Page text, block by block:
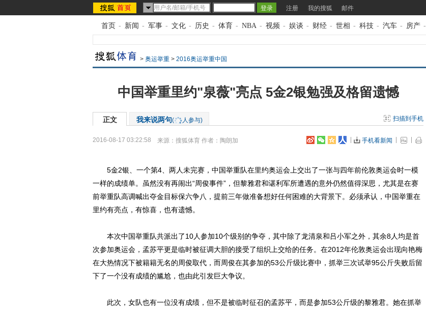
注册 我的搜狐 邮件
首页 - 新闻 - 军事 - 文化 - 历史 - 体育 - NBA - 视频 - 娱谈 - 财经 - 世相 - 科技 - 汽车 - 房产 -
> 奥运举重 > 2016奥运举重中国
中国举重里约"泉薇"亮点 5金2银勉强及格留遗憾
正文 我来说两句( 人参与) 扫描到手机
2016-08-17 03:22:58 来源： 搜狐体育 作者：陶朗加 手机看新闻
5金2银、一个第4、两人未完赛，中国举重队在里约奥运会上交出了一张与四年前伦敦奥运会时一模
一样的成绩单。虽然没有再闹出“周俊事件”，但黎雅君和谌利军所遭遇的意外仍然值得深思，尤其是在赛
前举重队高调喊出夺金目标保六争八，提前三年做准备想好任何困难的大背景下。必须承认，中国举重在
里约有亮点，有惊喜，也有遗憾。
本次中国举重队共派出了10人参加10个级别的争夺，其中除了龙清泉和吕小军之外，其余8人均是首
次参加奥运会，孟苏平更是临时被征调大胆的接受了组织上交给的任务。在2012年伦敦奥运会出现向艳梅
在大热情况下被籍籍无名的周俊取代，而周俊在其参加的53公斤级比赛中，抓举三次试举95公斤失败后留
下了一个没有成绩的尴尬，也由此引发巨大争议。
此次，女队也有一位没有成绩，但不是被临时征召的孟苏平，而是参加53公斤级的黎雅君。她在抓举